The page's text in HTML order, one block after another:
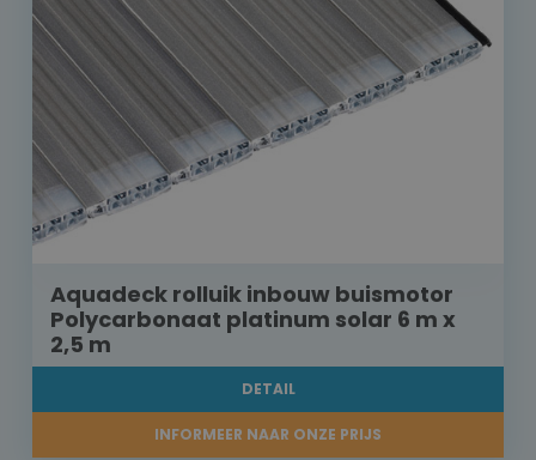
Aquadeck rolluik inbouw buismotor
Polycarbonaat platinum solar 6 m x
2,5 m
DETAIL
INFORMEER NAAR ONZE PRIJS